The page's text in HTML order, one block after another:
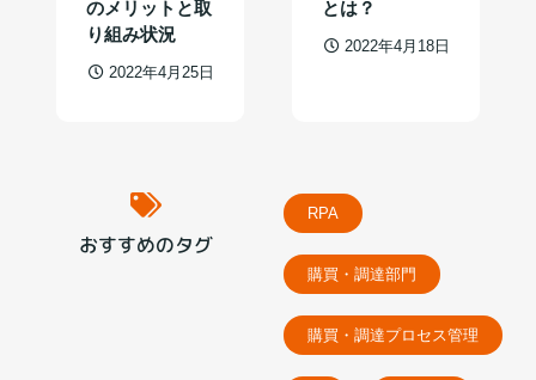
のメリットと取
り組み状況
2022年4月25日
とは？
2022年4月18日
おすすめのタグ
RPA
購買・調達部門
購買・調達プロセス管理